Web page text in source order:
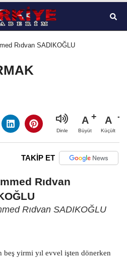
Rıdvan SADIKOĞLU
Dinle
A
Büyüt
A
Küçült
TAKİP ET
Rıdvan
Rıdvan SADIKOĞLU
yirmi yıl evvel işten dönerken